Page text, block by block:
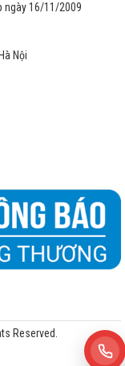
ngày 16/11/2009
Nội
Reserved.